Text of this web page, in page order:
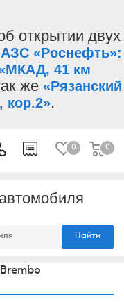
открытии двух
АЗС «Роснефть»:
41 км
же «Рязанский
кор.2».
0 0
Найти